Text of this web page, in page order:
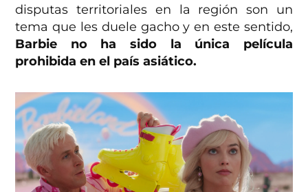
disputas territoriales en la región son un
tema que les duele gacho y en este sentido,
Barbie no ha sido la única película
prohibida en el país asiático.